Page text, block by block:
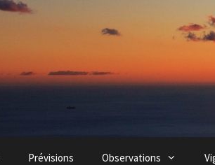
Prévisions Observations